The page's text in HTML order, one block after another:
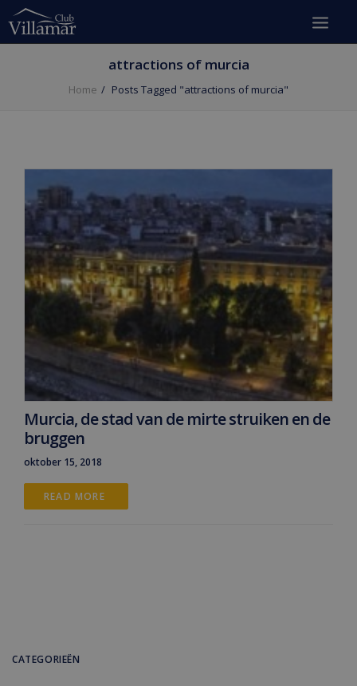
attractions of murcia
Home Posts Tagged "attractions of murcia"
Murcia, de stad van de mirte struiken en de
bruggen
oktober 15, 2018
READ MORE
CATEGORIEËN